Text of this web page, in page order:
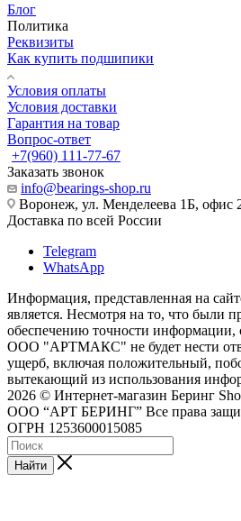
Блог
Политика
Реквизиты
Как купить подшипики
Условия оплаты
Условия доставки
Гарантия на товар
Вопрос-ответ
+7(960) 111-77-67
Заказать звонок
info@bearings-shop.ru
Воронеж, ул. Менделеева 1Б, офис
Доставка по всей России
Telegram
WhatsApp
Информация, представленная на
является. Несмотря на то, что были
обеспечению точности информации,
ООО "АРТМАКС" не будет нести
ущерб, включая положительный,
вытекающий из использования
2026 © Интернет-магазин Беринг
ООО “АРТ БЕРИНГ” Все права
ОГРН 1253600015085
Найти